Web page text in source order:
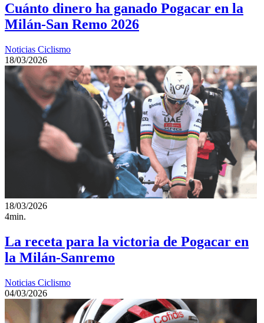
Cuánto dinero ha ganado Pogacar en la
Milán-San Remo 2026
Noticias Ciclismo
18/03/2026
18/03/2026
4min.
La receta para la victoria de Pogacar en
la Milán-Sanremo
Noticias Ciclismo
04/03/2026